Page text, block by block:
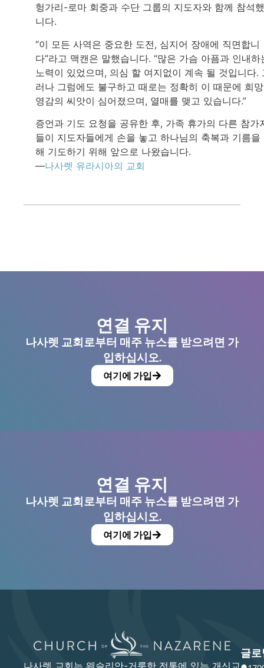
헝가리-로마 회중과 수단 그룹의 지도자와 함께 참석
니다.
“이 모든 사역은 중요한 도전, 심지어 장애에 직면합니
다”라고 맥캔은 말했습니다. “많은 가슴 아픔과 인내하
노력이 있었으며, 의심 할 여지없이 계속 될 것입니다.
러나 그럼에도 불구하고 때로는 정확히 이 때문에 희
영감의 씨앗이 심어졌으며, 열매를 맺고 있습니다.”
증언과 기도 요청을 공유한 후, 가족 휴가의 다른 참가
들이 지도자들에게 손을 놓고 하나님의 축복과 기름을
해 기도하기 위해 앞으로 나왔습니다.
—나사렛 유라시아의 교회
연결 유지
나사렛 교회로부터 매주 뉴스를 받으려면 가
입하십시오.
여기에 가입
연결 유지
나사렛 교회로부터 매주 뉴스를 받으려면 가
입하십시오.
여기에 가입
글로